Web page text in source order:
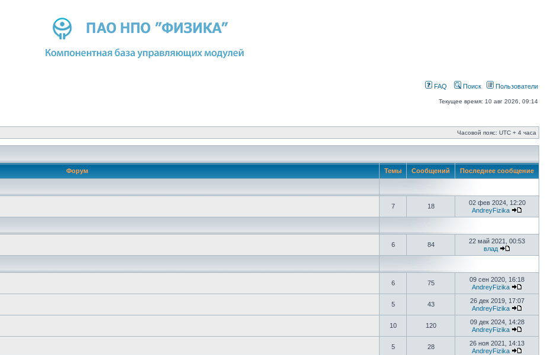
FAQ Поиск Пользователи
Текущее время: 10 авг 2026, 09:14
Часовой пояс: UTC + 4 часа
Форум Темы Сообщений Последнее сообщение
7 18
02 фев 2024, 12:20
AndreyFizika
6 84
22 май 2021, 00:53
влад
6 75
09 сен 2020, 16:18
AndreyFizika
5 43
26 дек 2019, 17:07
AndreyFizika
10 120
09 дек 2024, 14:28
AndreyFizika
5 28
26 ноя 2021, 14:13
AndreyFizika